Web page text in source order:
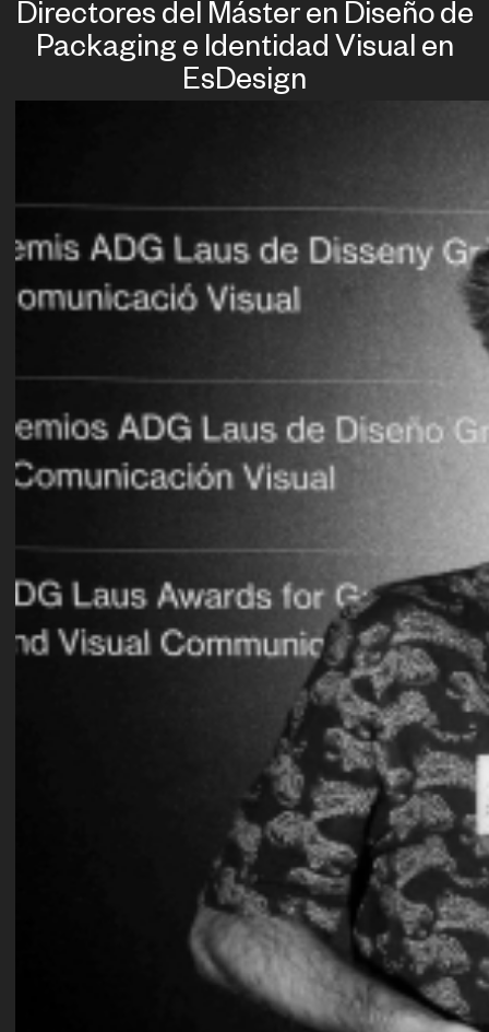
Directores del Máster en Diseño de
Packaging e Identidad Visual en
EsDesign